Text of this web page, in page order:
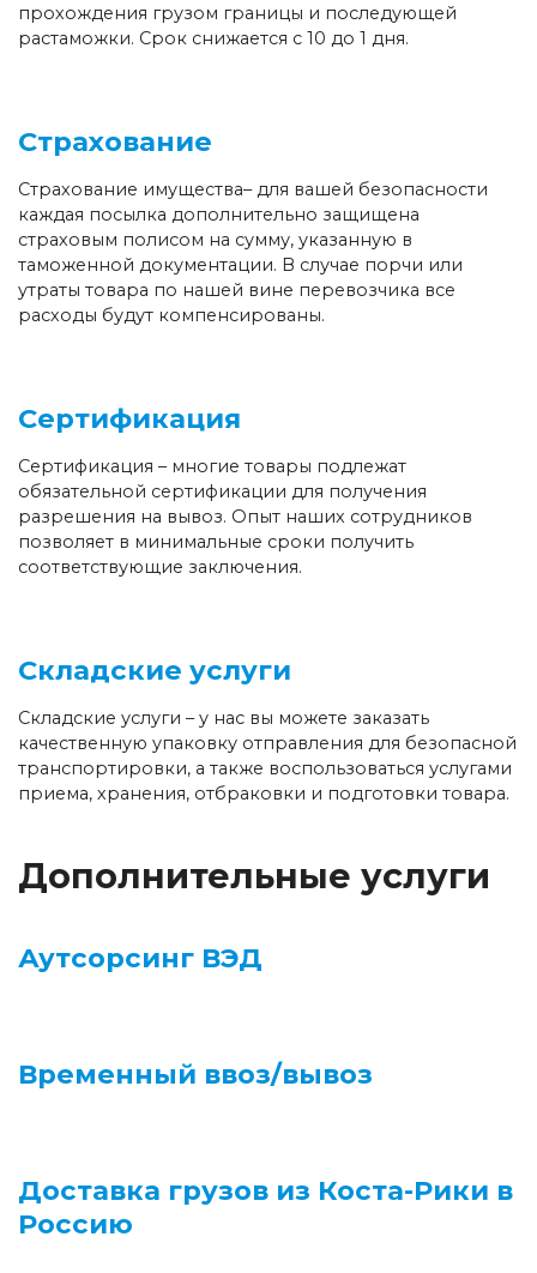
прохождения грузом границы и последующей
растаможки. Срок снижается с 10 до 1 дня.
Страхование
Страхование имущества– для вашей безопасности
каждая посылка дополнительно защищена
страховым полисом на сумму, указанную в
таможенной документации. В случае порчи или
утраты товара по нашей вине перевозчика все
расходы будут компенсированы.
Сертификация
Сертификация – многие товары подлежат
обязательной сертификации для получения
разрешения на вывоз. Опыт наших сотрудников
позволяет в минимальные сроки получить
соответствующие заключения.
Складские услуги
Складские услуги – у нас вы можете заказать
качественную упаковку отправления для безопасной
транспортировки, а также воспользоваться услугами
приема, хранения, отбраковки и подготовки товара.
Дополнительные услуги
Аутсорсинг ВЭД
Временный ввоз/вывоз
Доставка грузов из Коста-Рики в
Россию